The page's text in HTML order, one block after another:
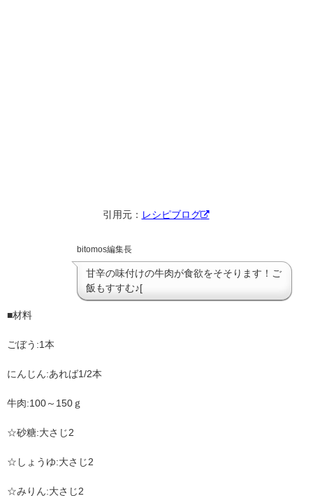
引用元： レシピブログ
bitomos編集長
甘辛の味付けの牛肉が食欲をそそります！ご
飯もすすむ♪[
■材料
ごぼう:1本
にんじん:あれば1/2本
牛肉:100～150ｇ
☆砂糖:大さじ2
☆しょうゆ:大さじ2
☆みりん:大さじ2